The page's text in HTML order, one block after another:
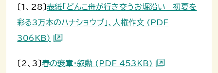
〔1、28〕表紙「どんこ舟が行き交うお堀沿い 初夏を
彩る3万本のハナショウブ」、人権作文 (PDF
306KB)
〔2、3〕 春の褒章・叙勲 (PDF 453KB)